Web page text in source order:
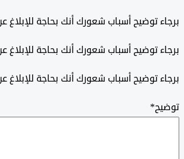
توضيح أسباب شعورك أنك بحاجة للإبلاغ عن
توضيح أسباب شعورك أنك بحاجة للإبلاغ عن
توضيح أسباب شعورك أنك بحاجة للإبلاغ عن
*